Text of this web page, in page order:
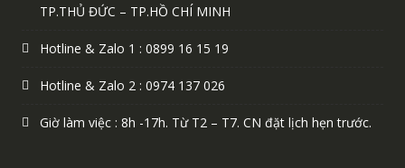
TP.THỦ ĐỨC – TP.HỒ CHÍ MINH
Hotline & Zalo 1 : 0899 16 15 19
Hotline & Zalo 2 : 0974 137 026
Giờ làm việc : 8h -17h. Từ T2 – T7. CN đặt lịch hẹn trước.